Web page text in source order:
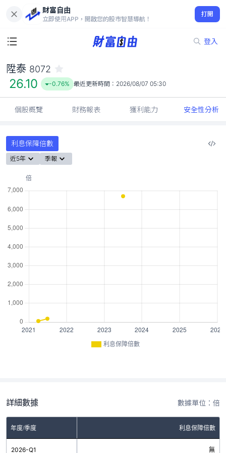
財富自由
立即使用APP，開啟您的股市智慧導航！
打開
登入
26.10
-0.76%
陞泰 8072
26.10 -0.76% 最近更新時間： 2026/08/07 05:30
個股概覽 財務報表 獲利能力 安全性分析
利息保障倍數
近5年 季報
利息保障倍數
詳細數據 數據單位：倍
年度/季度 利息保障倍數
2026-Q1 無